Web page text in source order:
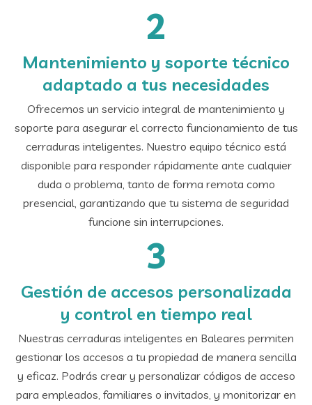
2
Mantenimiento y soporte técnico
adaptado a tus necesidades
Ofrecemos un servicio integral de mantenimiento y
soporte para asegurar el correcto funcionamiento de tus
cerraduras inteligentes. Nuestro equipo técnico está
disponible para responder rápidamente ante cualquier
duda o problema, tanto de forma remota como
presencial, garantizando que tu sistema de seguridad
funcione sin interrupciones.
3
Gestión de accesos personalizada
y control en tiempo real
Nuestras cerraduras inteligentes en Baleares permiten
gestionar los accesos a tu propiedad de manera sencilla
y eficaz. Podrás crear y personalizar códigos de acceso
para empleados, familiares o invitados, y monitorizar en